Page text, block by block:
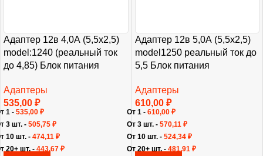
Адаптер 12в 4,0А (5,5х2,5)
model:1240 (реальный ток
до 4,85) Блок питания
Адаптеры
535,00 ₽
1 - 535,00 ₽
3 шт. - 505,75 ₽
10 шт. - 474,11 ₽
20+ шт. - 443,67 ₽
Адаптер 12в 5,0А (5,5х2,5)
model1250 реальный ток до
5,5 Блок питания
Адаптеры
610,00 ₽
От 1 - 610,00 ₽
От 3 шт. - 570,11 ₽
От 10 шт. - 524,34 ₽
От 20+ шт. - 481,91 ₽